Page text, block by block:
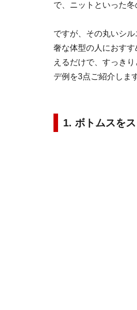
で、ニットといった冬
ですが、その丸いシ
奢な体型の人におす
えるだけで、すっき
デ例を3点ご紹介しま
1. ボトムスを